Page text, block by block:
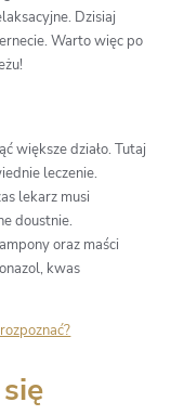
Dzisiaj
Warto więc po
większe działo. Tutaj
leczenie.
lekarz musi
doustnie.
oraz maści
kwas